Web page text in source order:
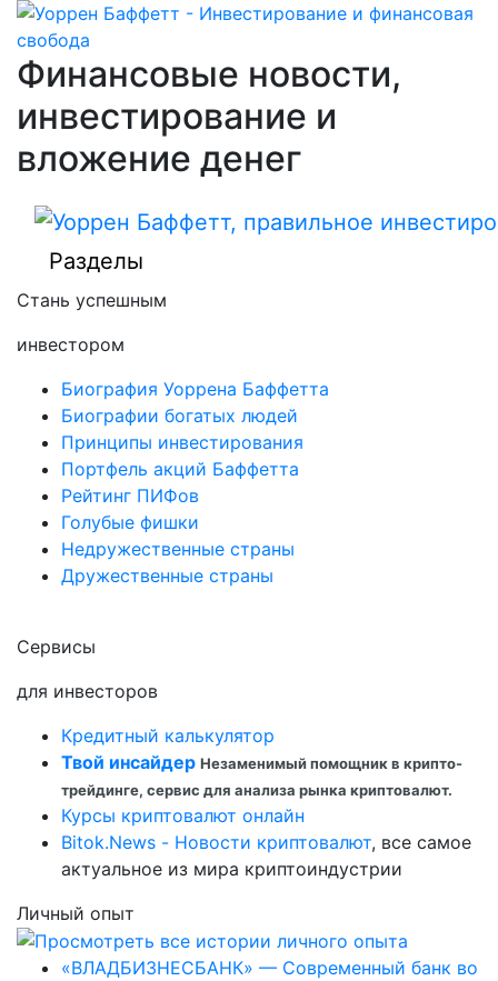
Финансовые новости,
инвестирование и
вложение денег
Разделы
Стань успешным
инвестором
Биография Уоррена Баффетта
Биографии богатых людей
Принципы инвестирования
Портфель акций Баффетта
Рейтинг ПИФов
Голубые фишки
Недружественные страны
Дружественные страны
Сервисы
для инвесторов
Кредитный калькулятор
Твой инсайдер Незаменимый помощник в крипто-
трейдинге, сервис для анализа рынка криптовалют.
Курсы криптовалют онлайн
Bitok.News - Новости криптовалют, все самое
актуальное из мира криптоиндустрии
Личный опыт
«ВЛАДБИЗНЕСБАНК» — Современный банк во